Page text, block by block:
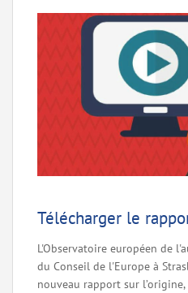
Télécharger le
L'Observatoire européen de
du Conseil de l'Europe à
nouveau rapport sur